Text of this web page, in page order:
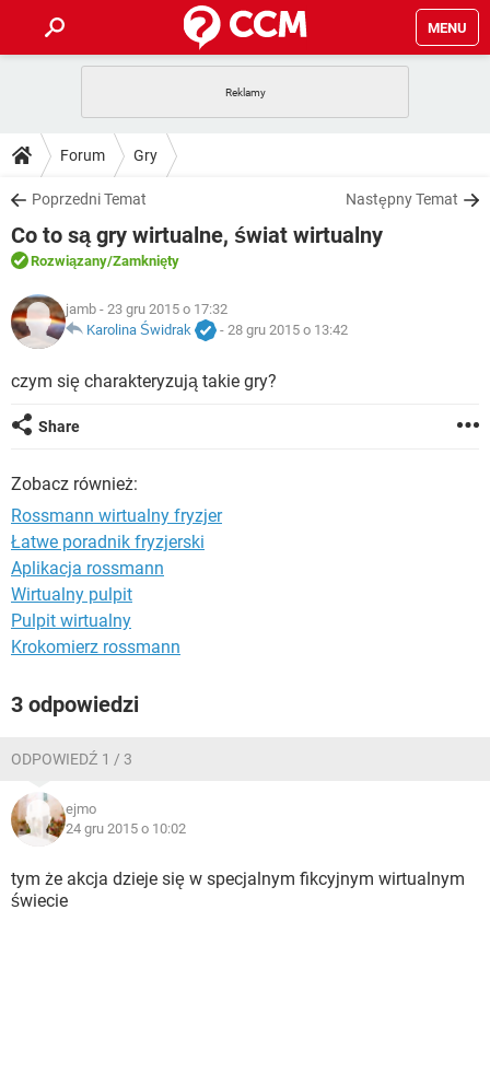
MENU
GRY
SPOTIFY
INSTAGRAM FACEBOOK
WINDOWS 10
PORADY
PlayStation
SPOTIFY
INSTAGRAM
WINDOWS 10
DO POBRANIA
ANDROID TIKTOK
GRY
IOS
INSTAGRAM
WINDOWS 10
FORUM
COVID-19
GRY WHATSAPP
ARTYKUŁY
COVID-19
GRY WHATSAPP
SPOTIFY
Forum Gry
Poprzedni Temat Następny Temat
Co to są gry wirtualne, świat wirtualny
Rozwiązany/Zamknięty
jamb - 23 gru 2015 o 17:32
Karolina Świdrak
- 28 gru 2015 o 13:42
czym się charakteryzują takie gry?
Share
Zobacz również:
Rossmann wirtualny fryzjer
Łatwe poradnik fryzjerski
Aplikacja rossmann
Wirtualny pulpit
Pulpit wirtualny
Krokomierz rossmann
3 odpowiedzi
ODPOWIEDŹ 1 / 3
ejmo
24 gru 2015 o 10:02
tym że akcja dzieje się w specjalnym fikcyjnym wirtualnym
świecie